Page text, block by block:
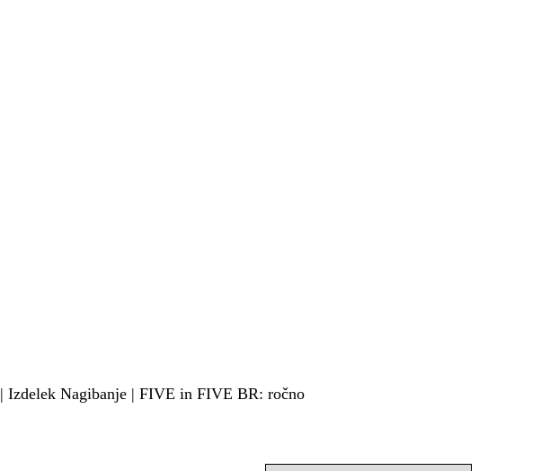
| Izdelek Nagibanje | FIVE in FIVE BR: ročno